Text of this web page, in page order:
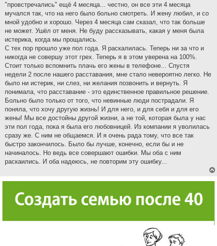
"провстречались" ещё 4 месяца... честно, он все эти 4 месяца
мучался так, что на него было больно смотреть. И жену любил, и со
мной удобно и хорошо. Через 4 месяца сам сказал, что так больше
не может. Ушёл от меня. Не буду рассказывать, какая у меня была
истерика, когда мы прощались.
С тех пор прошло уже пол года. Я раскалилась. Теперь ни за что и
никогда не совершу этот грех. Теперь я в этом уверена на 100%.
Стоит только вспомнить плачь его жены в телефоне... Спустя
недели 2 после нашего расставания, мне стало невероятно легко. Не
было ни истерик, ни слез, ни желания позвонить и вернуть. Я
понимала, что расставание - это единственное правильное решение.
Больно было только от того, что невинные люди пострадали. Я
поняла, что хочу другую жизнь! И для него, и для себя и для его
жены! Мы все достойны другой жизни, а не той, которая была у нас
эти пол года, пока я была его любовницей. Из компании я уволилась
сразу же. С ним не общаемся. И я очень рада тому, что все так
быстро закончилось. Было бы лучше, конечно, если бы и не
начиналось. Но ведь все совершают ошибки. Мы оба с ним
раскаились. И оба надеюсь, не повторим эту ошибку...